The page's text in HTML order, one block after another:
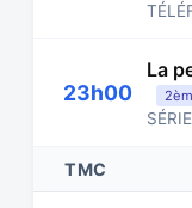
23h00
La
TMC